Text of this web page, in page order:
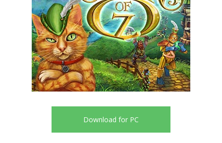
Download for PC